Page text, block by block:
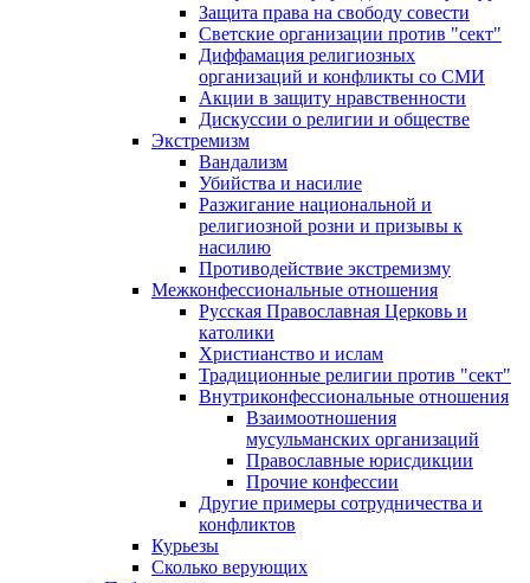
Защита права на свободу совести
Светские организации против "сект"
Диффамация религиозных
организаций и конфликты со СМИ
Акции в защиту нравственности
Дискуссии о религии и обществе
Экстремизм
Вандализм
Убийства и насилие
Разжигание национальной и
религиозной розни и призывы к
насилию
Противодействие экстремизму
Межконфессиональные отношения
Русская Православная Церковь и
католики
Христианство и ислам
Традиционные религии против "сект"
Внутриконфессиональные отношения
Взаимоотношения
мусульманских организаций
Православные юрисдикции
Прочие конфессии
Другие примеры сотрудничества и
конфликтов
Курьезы
Сколько верующих